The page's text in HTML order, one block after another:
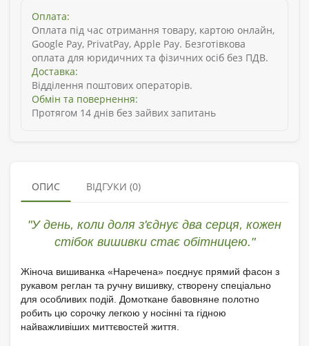
Оплата:
Оплата під час отримання товару, картою онлайн,
Google Pay, PrivatPay, Apple Pay. Безготівкова
оплата для юридичних та фізичних осіб без ПДВ.
Доставка:
Відділення поштових операторів.
Обмін та повернення:
Протягом 14 днів без зайвих запитань
ОПИС ВІДГУКИ (0)
"У день, коли доля з'єднує два серця, кожен
стібок вишивки стає обітницею."
Жіноча вишиванка «Наречена» поєднує прямий фасон з
рукавом реглан та ручну вишивку, створену спеціально
для особливих подій. Домоткане бавовняне полотно
робить цю сорочку легкою у носінні та гідною
найважливіших миттєвостей життя.